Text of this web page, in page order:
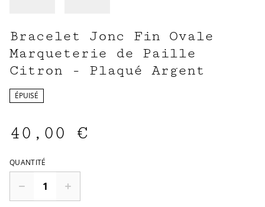
Bracelet Jonc Fin Ovale
Marqueterie de Paille
Citron - Plaqué Argent
ÉPUISÉ
40,00 €
QUANTITÉ